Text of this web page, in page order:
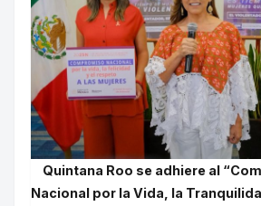
Quintana Roo se adhiere al
Nacional por la Vida, la